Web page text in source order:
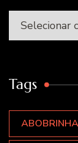
Categorias
Tags
ABOBRINHA